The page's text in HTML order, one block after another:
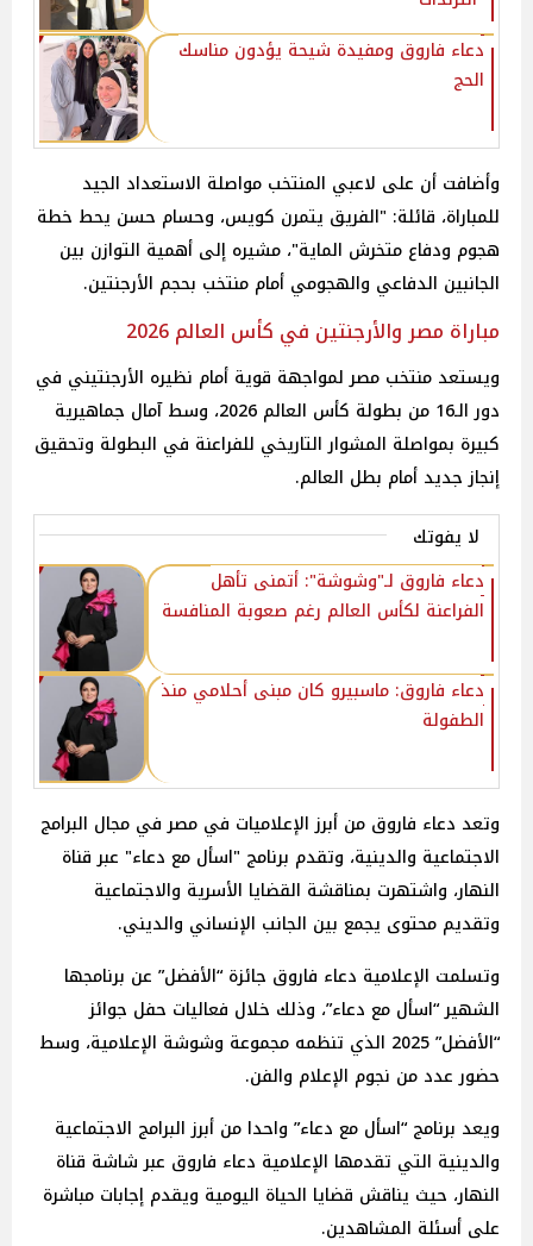
دعاء فاروق ومفيدة شيحة يؤدون مناسك
الحج
وأضافت أن على لاعبي المنتخب مواصلة الاستعداد الجيد
للمباراة، قائلة: "الفريق يتمرن كويس، وحسام حسن يحط خطة
هجوم ودفاع متخرش الماية"، مشيره إلى أهمية التوازن بين
الجانبين الدفاعي والهجومي أمام منتخب بحجم الأرجنتين.
مباراة مصر والأرجنتين في كأس العالم 2026
ويستعد منتخب مصر لمواجهة قوية أمام نظيره الأرجنتيني في
دور الـ16 من بطولة كأس العالم 2026، وسط آمال جماهيرية
كبيرة بمواصلة المشوار التاريخي للفراعنة في البطولة وتحقيق
إنجاز جديد أمام بطل العالم.
لا يفوتك
دعاء فاروق لـ"وشوشة": أتمنى تأهل
الفراعنة لكأس العالم رغم صعوبة المنافسة
دعاء فاروق: ماسبيرو كان مبنى أحلامي منذ
الطفولة
وتعد دعاء فاروق من أبرز الإعلاميات في مصر في مجال البرامج
الاجتماعية والدينية، وتقدم برنامج "اسأل مع دعاء" عبر قناة
النهار، واشتهرت بمناقشة القضايا الأسرية والاجتماعية
وتقديم محتوى يجمع بين الجانب الإنساني والديني.
وتسلمت الإعلامية دعاء فاروق جائزة “الأفضل” عن برنامجها
الشهير “اسأل مع دعاء”، وذلك خلال فعاليات حفل جوائز
“الأفضل” 2025 الذي تنظمه مجموعة وشوشة الإعلامية، وسط
حضور عدد من نجوم الإعلام والفن.
ويعد برنامج “اسأل مع دعاء” واحدا من أبرز البرامج الاجتماعية
والدينية التي تقدمها الإعلامية دعاء فاروق عبر شاشة قناة
النهار، حيث يناقش قضايا الحياة اليومية ويقدم إجابات مباشرة
على أسئلة المشاهدين.